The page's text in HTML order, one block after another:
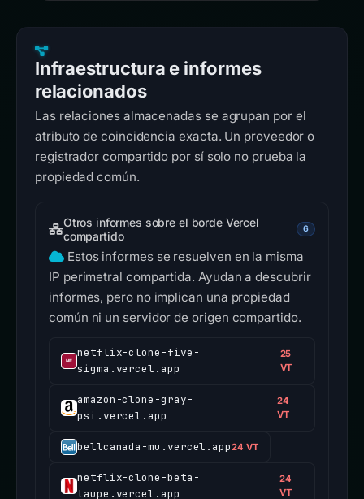
Infraestructura e informes
relacionados
Las relaciones almacenadas se agrupan por el
atributo de coincidencia exacta. Un proveedor o
registrador compartido por sí solo no prueba la
propiedad común.
Otros informes sobre el borde Vercel
compartido
6
Estos informes se resuelven en la misma
IP perimetral compartida. Ayudan a descubrir
informes, pero no implican una propiedad
común ni un servidor de origen compartido.
netflix-clone-five-
sigma.vercel.app
25
VT
amazon-clone-gray-
psi.vercel.app
24
VT
bellcanada-mu.vercel.app24 VT
netflix-clone-beta-
taupe.vercel.app
24
VT